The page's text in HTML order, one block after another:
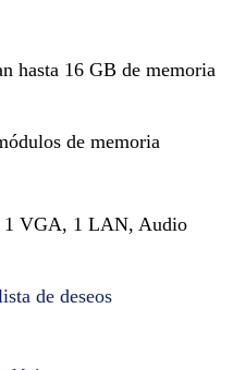
hasta 16 GB de memoria
de memoria
1 VGA, 1 LAN, Audio
de deseos